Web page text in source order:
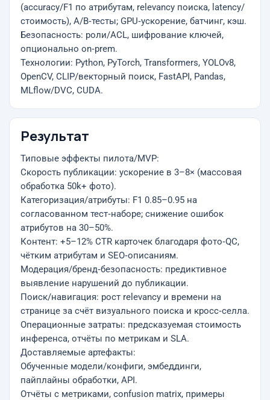
(accuracy/F1 по атрибутам, relevancy поиска, latency/
стоимость), A/B‑тесты; GPU‑ускорение, батчинг, кэш.
Безопасность: роли/ACL, шифрование ключей,
опционально on‑prem.
Технологии: Python, PyTorch, Transformers, YOLOv8,
OpenCV, CLIP/векторный поиск, FastAPI, Pandas,
MLflow/DVC, CUDA.
Результат
Типовые эффекты пилота/MVP:
Скорость публикации: ускорение в 3–8× (массовая
обработка 50k+ фото).
Категоризация/атрибуты: F1 0.85–0.95 на
согласованном тест‑наборе; снижение ошибок
атрибутов на 30–50%.
Контент: +5–12% CTR карточек благодаря фото‑QC,
чётким атрибутам и SEO‑описаниям.
Модерация/бренд‑безопасность: предиктивное
выявление нарушений до публикации.
Поиск/навигация: рост relevancy и времени на
странице за счёт визуального поиска и кросс‑селла.
Операционные затраты: предсказуемая стоимость
инференса, отчёты по метрикам и SLA.
Доставляемые артефакты:
Обученные модели/конфиги, эмбеддинги,
пайплайны обработки, API.
Отчёты с метриками, confusion matrix, примеры